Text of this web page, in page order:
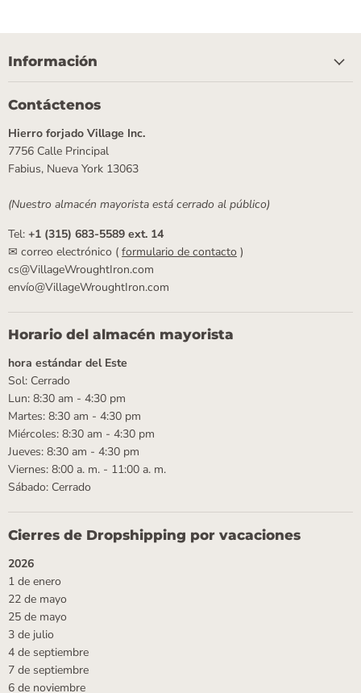
Información
Contáctenos
Hierro forjado Village Inc.
7756 Calle Principal
Fabius, Nueva York 13063
(Nuestro almacén mayorista está cerrado al público)
Tel: +1 (315) 683-5589 ext. 14
✉ correo electrónico ( formulario de contacto )
cs@VillageWroughtIron.com
envío@VillageWroughtIron.com
Horario del almacén mayorista
hora estándar del Este
Sol: Cerrado
Lun: 8:30 am - 4:30 pm
Martes: 8:30 am - 4:30 pm
Miércoles: 8:30 am - 4:30 pm
Jueves: 8:30 am - 4:30 pm
Viernes: 8:00 a. m. - 11:00 a. m.
Sábado: Cerrado
Cierres de Dropshipping por vacaciones
2026
1 de enero
22 de mayo
25 de mayo
3 de julio
4 de septiembre
7 de septiembre
6 de noviembre